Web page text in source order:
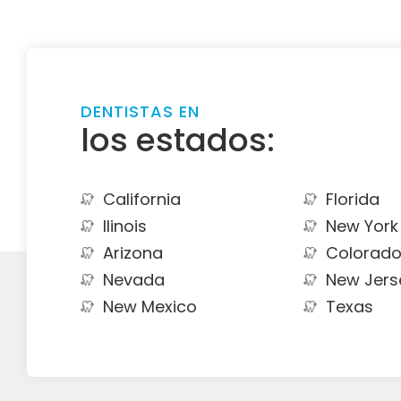
DENTISTAS EN
los estados:
California
Florida
Ilinois
New York
Arizona
Colorado
Nevada
New
New Mexico
Texas